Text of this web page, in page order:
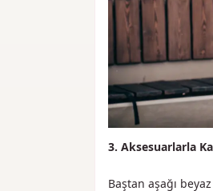
3. Aksesuarlarla
Baştan aşağı